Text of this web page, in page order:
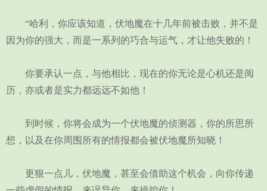
“哈利，你应该知道，伏地魔在十几年前被击败，并不是
因为你的强大，而是一系列的巧合与运气，才让他失败的！
你要承认一点，与他相比，现在的你无论是心机还是阅
历，亦或者是实力都远远不如他！
到时候，你将会成为一个伏地魔的侦测器，你的所思所
想，以及在你周围所有的情报都会被伏地魔所知晓！
更狠一点儿，伏地魔，甚至会借助这个机会，向你传递